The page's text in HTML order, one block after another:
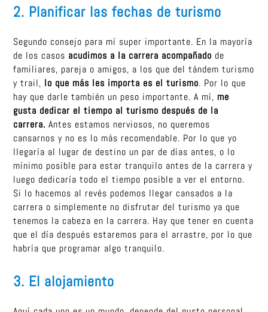
2. Planificar las fechas de turismo
Segundo consejo para mí super importante. En la mayoría
de los casos acudimos a la carrera acompañado de
familiares, pareja o amigos, a los que del tándem turismo
y trail, lo que más les importa es el turismo. Por lo que
hay que darle también un peso importante. A mí, me
gusta dedicar el tiempo al turismo después de la
carrera. Antes estamos nerviosos, no queremos
cansarnos y no es lo más recomendable. Por lo que yo
llegaría al lugar de destino un par de días antes, o lo
mínimo posible para estar tranquilo antes de la carrera y
luego dedicaría todo el tiempo posible a ver el entorno.
Si lo hacemos al revés podemos llegar cansados a la
carrera o simplemente no disfrutar del turismo ya que
tenemos la cabeza en la carrera. Hay que tener en cuenta
que el día después estaremos para el arrastre, por lo que
habría que programar algo tranquilo.
3. El alojamiento